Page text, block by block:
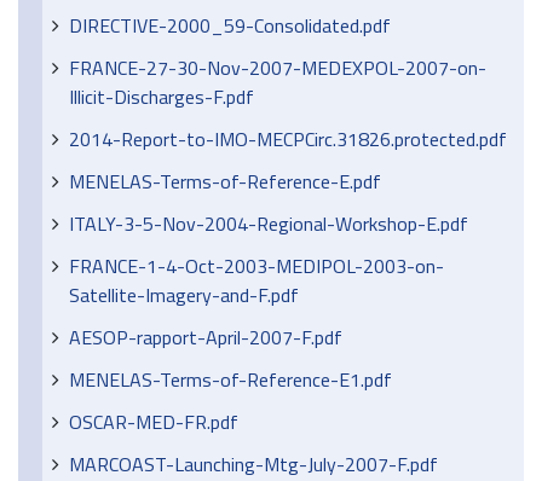
DIRECTIVE-2000_59-Consolidated.pdf
FRANCE-27-30-Nov-2007-MEDEXPOL-2007-on-
Illicit-Discharges-F.pdf
2014-Report-to-IMO-MECPCirc.31826.protected.pdf
MENELAS-Terms-of-Reference-E.pdf
ITALY-3-5-Nov-2004-Regional-Workshop-E.pdf
FRANCE-1-4-Oct-2003-MEDIPOL-2003-on-
Satellite-Imagery-and-F.pdf
AESOP-rapport-April-2007-F.pdf
MENELAS-Terms-of-Reference-E1.pdf
OSCAR-MED-FR.pdf
MARCOAST-Launching-Mtg-July-2007-F.pdf